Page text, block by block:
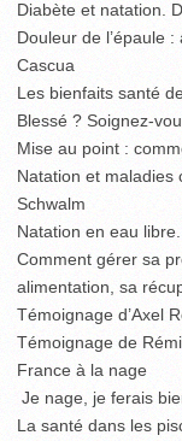
Diabète et natation.
Douleur de l’épaule
Cascua
Les bienfaits santé
Blessé ? Soignez-
Mise au point :
Natation et maladies
Schwalm
Natation en eau
Comment gérer sa
alimentation, sa
Témoignage d’Axel
Témoignage de
France à la nage
Je nage, je ferais
La santé dans les